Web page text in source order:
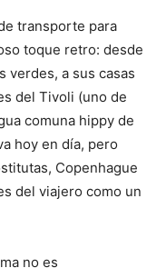
transporte para
toque retro: desde
verdes, a sus casas
del Tivoli (uno de
comuna hippy de
hoy en día, pero
Copenhague
del viajero como un
no es